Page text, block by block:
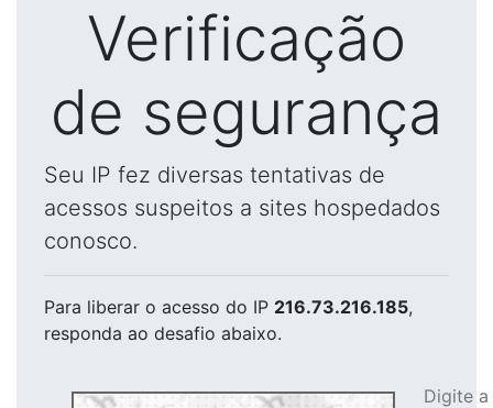
Verificação
de segurança
Seu IP fez diversas tentativas de
acessos suspeitos a sites hospedados
conosco.
Para liberar o acesso do IP 216.73.216.185,
responda ao desafio abaixo.
Digite